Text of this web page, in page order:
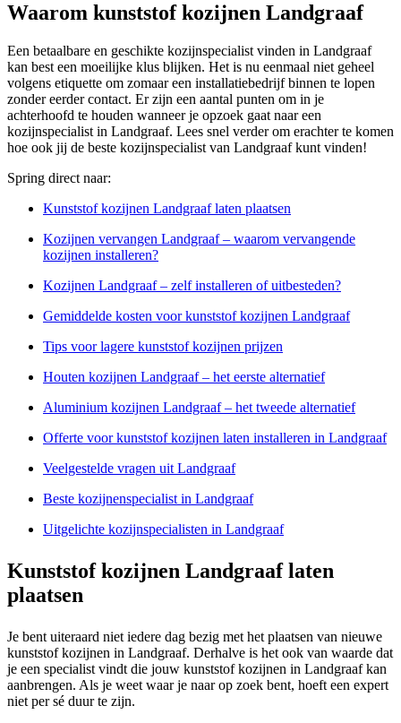
Waarom kunststof kozijnen Landgraaf
Een betaalbare en geschikte kozijnspecialist vinden in Landgraaf
kan best een moeilijke klus blijken. Het is nu eenmaal niet geheel
volgens etiquette om zomaar een installatiebedrijf binnen te lopen
zonder eerder contact. Er zijn een aantal punten om in je
achterhoofd te houden wanneer je opzoek gaat naar een
kozijnspecialist in Landgraaf. Lees snel verder om erachter te komen
hoe ook jij de beste kozijnspecialist van Landgraaf kunt vinden!
Spring direct naar:
Kunststof kozijnen Landgraaf laten plaatsen
Kozijnen vervangen Landgraaf – waarom vervangende
kozijnen installeren?
Kozijnen Landgraaf – zelf installeren of uitbesteden?
Gemiddelde kosten voor kunststof kozijnen Landgraaf
Tips voor lagere kunststof kozijnen prijzen
Houten kozijnen Landgraaf – het eerste alternatief
Aluminium kozijnen Landgraaf – het tweede alternatief
Offerte voor kunststof kozijnen laten installeren in Landgraaf
Veelgestelde vragen uit Landgraaf
Beste kozijnenspecialist in Landgraaf
Uitgelichte kozijnspecialisten in Landgraaf
Kunststof kozijnen Landgraaf laten
plaatsen
Je bent uiteraard niet iedere dag bezig met het plaatsen van nieuwe
kunststof kozijnen in Landgraaf. Derhalve is het ook van waarde dat
je een specialist vindt die jouw kunststof kozijnen in Landgraaf kan
aanbrengen. Als je weet waar je naar op zoek bent, hoeft een expert
niet per sé duur te zijn.